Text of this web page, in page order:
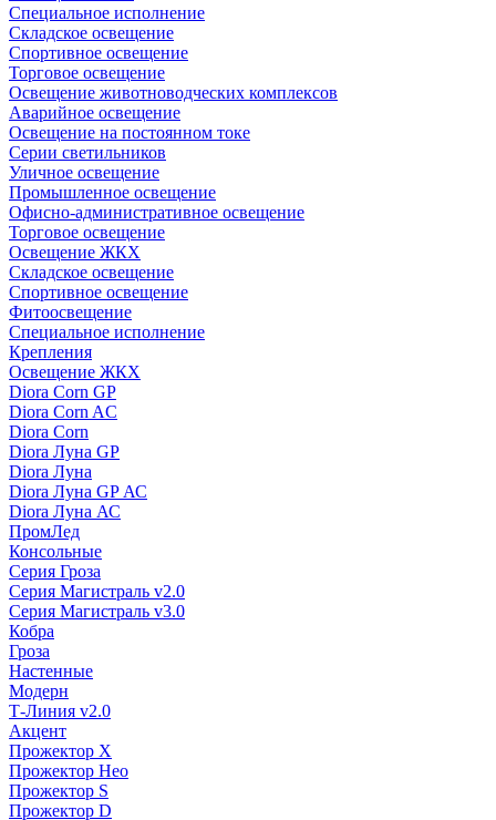
Специальное исполнение
Складское освещение
Спортивное освещение
Торговое освещение
Освещение животноводческих комплексов
Аварийное освещение
Освещение на постоянном токе
Серии светильников
Уличное освещение
Промышленное освещение
Офисно-административное освещение
Торговое освещение
Освещение ЖКХ
Складское освещение
Спортивное освещение
Фитоосвещение
Специальное исполнение
Крепления
Освещение ЖКХ
Diora Corn GP
Diora Corn AC
Diora Corn
Diora Луна GP
Diora Луна
Diora Луна GP АС
Diora Луна АС
ПромЛед
Консольные
Серия Гроза
Серия Магистраль v2.0
Серия Магистраль v3.0
Кобра
Гроза
Настенные
Модерн
Т-Линия v2.0
Акцент
Прожектор X
Прожектор Нео
Прожектор S
Прожектор D